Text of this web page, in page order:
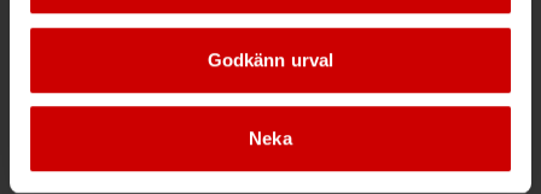
Godkänn urval
Neka
Mer information
Allmänna villkor
Bli kund hos Würth
Hållbarhet
Jobba hos oss